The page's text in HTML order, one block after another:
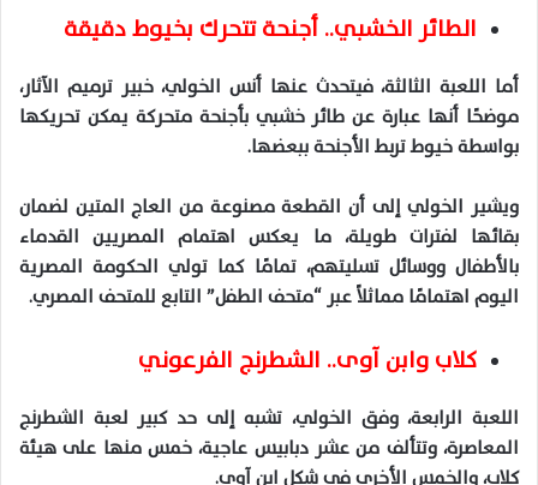
الطائر الخشبي.. أجنحة تتحرك بخيوط دقيقة
أما اللعبة الثالثة، فيتحدث عنها أنس الخولي، خبير ترميم الآثار،
موضحًا أنها عبارة عن طائر خشبي بأجنحة متحركة يمكن تحريكها
بواسطةخيوطتربط الأجنحة ببعضها.
ويشير الخولي إلى أن القطعة مصنوعة من العاج المتين لضمان
بقائها لفترات طويلة، ما يعكس اهتمام المصريين القدماء
بالأطفال ووسائل تسليتهم، تمامًا كما تولي الحكومة المصرية
اليوم اهتمامًا مماثلاً عبر “متحف الطفل” التابع للمتحف المصري.
كلاب وابن آوى.. الشطرنج الفرعوني
اللعبة الرابعة، وفق الخولي، تشبه إلى حد كبير لعبة الشطرنج
المعاصرة،وتتألف من عشر دبابيس عاجية، خمس منها على هيئة
كلاب، والخمس الأخرى في شكل ابن آوى.